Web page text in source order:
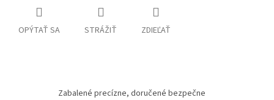
OPÝTAŤ SA STRÁŽIŤ ZDIEĽAŤ
Zabalené precízne, doručené bezpečne